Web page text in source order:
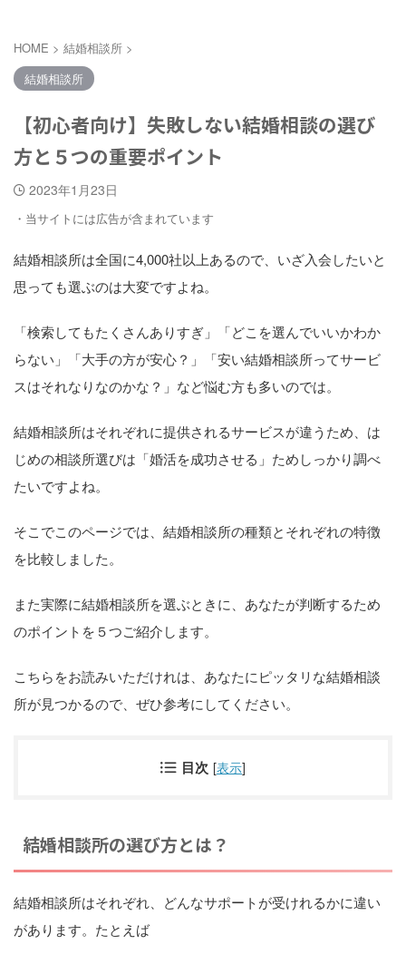
HOME > 結婚相談所 >
結婚相談所
【初心者向け】失敗しない結婚相談の選び
方と５つの重要ポイント
2023年1月23日
・当サイトには広告が含まれています
結婚相談所は全国に4,000社以上あるので、いざ入会したいと
思っても選ぶのは大変ですよね。
「検索してもたくさんありすぎ」「どこを選んでいいかわか
らない」「大手の方が安心？」「安い結婚相談所ってサービ
スはそれなりなのかな？」など悩む方も多いのでは。
結婚相談所はそれぞれに提供されるサービスが違うため、は
じめの相談所選びは「婚活を成功させる」ためしっかり調べ
たいですよね。
そこでこのページでは、結婚相談所の種類とそれぞれの特徴
を比較しました。
また実際に結婚相談所を選ぶときに、あなたが判断するため
のポイントを５つご紹介します。
こちらをお読みいただけれは、あなたにピッタリな結婚相談
所が見つかるので、ぜひ参考にしてください。
目次 [表示]
結婚相談所の選び方とは？
結婚相談所はそれぞれ、どんなサポートが受けれるかに違い
があります。たとえば